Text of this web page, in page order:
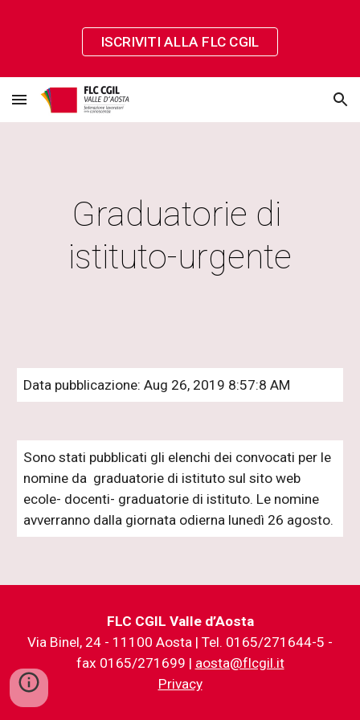
Skip to main content Skip to navigation
ISCRIVITI ALLA FLC CGIL
Graduatorie di
istituto-urgente
Data pubblicazione: Aug 26, 2019 8:57:8 AM
Sono stati pubblicati gli elenchi dei convocati per le
nomine da  graduatorie di istituto sul sito web
ecole- docenti- graduatorie di istituto. Le nomine
FLC CGIL Valle d’Aosta
Via Binel, 24 - 11100 Aosta | Tel. 0165/271644-5 -
fax 0165/271699 | aosta@flcgil.it
Privacy